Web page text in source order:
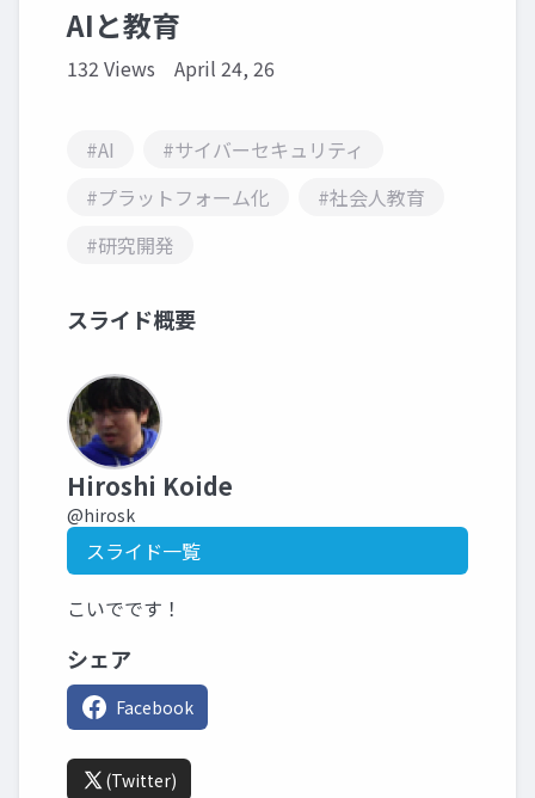
AIと教育
132 Views April 24, 26
#AI
#サイバーセキュリティ
#プラットフォーム化
#社会人教育
#研究開発
スライド概要
Hiroshi Koide
@hirosk
スライド一覧
こいでです！
シェア
Facebook
(Twitter)